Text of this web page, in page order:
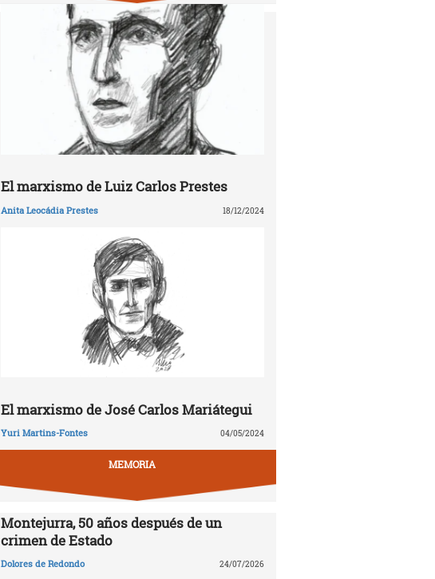
El marxismo de Luiz Carlos Prestes
Anita Leocádia Prestes 18/12/2024
El marxismo de José Carlos Mariátegui
Yuri Martins-Fontes 04/05/2024
MEMORIA
Montejurra, 50 años después de un
crimen de Estado
Dolores de Redondo 24/07/2026